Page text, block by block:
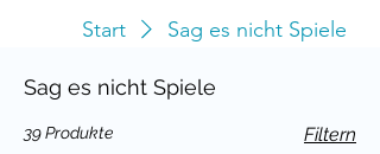
Start Sag es nicht Spiele
Sag es nicht Spiele
39 Produkte Filtern